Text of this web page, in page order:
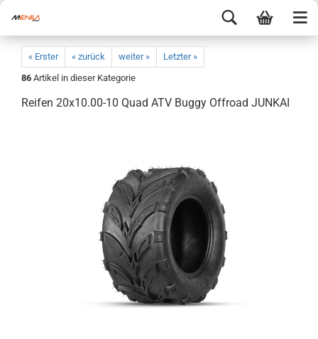
« Erster « zurück weiter »
Letzter »
86 Artikel in dieser Kategorie
Reifen 20x10.00-10 Quad ATV Buggy Offroad JUNKAI